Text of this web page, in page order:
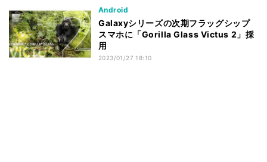
Android
Galaxyシリーズの次期フラッグシップ
スマホに「Gorilla Glass Victus 2」採
用
2023/01/27 18:10